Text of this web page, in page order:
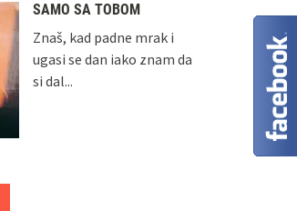
SAMO SA TOBOM
Znaš, kad padne mrak i
ugasi se dan iako znam da
si dal...